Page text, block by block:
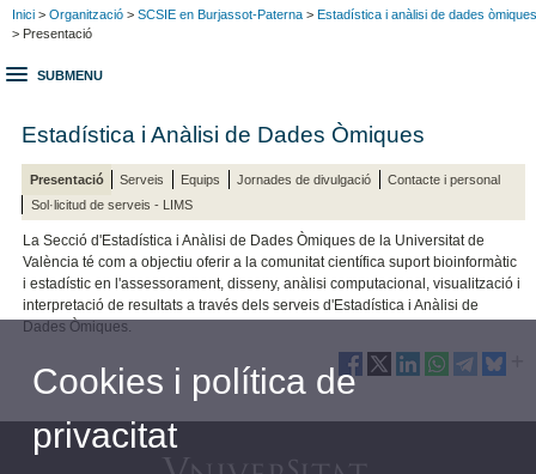
Inici > Organització > SCSIE en Burjassot-Paterna > Estadística i anàlisi de dades òmiques
> Presentació
SUBMENU
Estadística i Anàlisi de Dades Òmiques
Presentació Serveis Equips Jornades de divulgació
Contacte i personal
Sol·licitud de serveis - LIMS
La Secció d'Estadística i Anàlisi de Dades Òmiques de la Universitat de
València té com a objectiu oferir a la comunitat científica suport bioinformàtic
i estadístic en l'assessorament, disseny, anàlisi computacional, visualització i
interpretació de resultats a través dels serveis d'Estadística i Anàlisi de
Dades Òmiques.
Cookies i política de
privacitat